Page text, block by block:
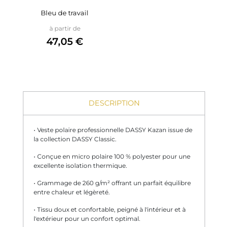
Bleu de travail
à partir dePrix
47,05 €
DESCRIPTION
• Veste polaire professionnelle DASSY Kazan issue de
la collection DASSY Classic.
• Conçue en micro polaire 100 % polyester pour une
excellente isolation thermique.
• Grammage de 260 g/m² offrant un parfait équilibre
entre chaleur et légèreté.
• Tissu doux et confortable, peigné à l'intérieur et à
l'extérieur pour un confort optimal.